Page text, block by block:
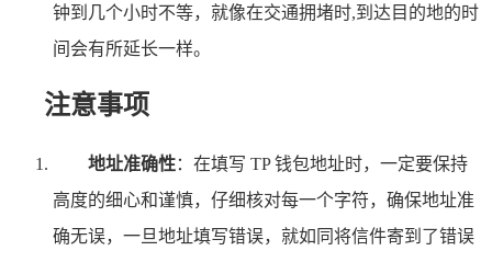
钟到几个小时不等，就像在交通拥堵时,到达目的地的时
间会有所延长一样。
注意事项
地址准确性：在填写 TP 钱包地址时，一定要保持
高度的细心和谨慎，仔细核对每一个字符，确保地址准
确无误，一旦地址填写错误，就如同将信件寄到了错误